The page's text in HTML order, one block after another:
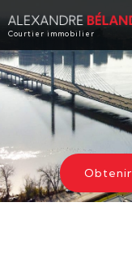
Courtier immobilier
ACCUEIL
PROPRIÉTÉS
À PROPOS
ACHETER
ÉVALUATION